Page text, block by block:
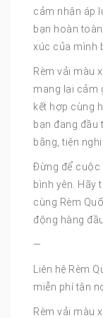
cảm nhận áp
bạn hoàn
xúc của mình
Rèm vải màu
mang lại cảm
kết hợp cùng
bạn đang
bằng, tiện
Đừng để cuộc
bình yên. Hãy
cùng Rèm
động hàng
—
Liên hệ Rèm
miễn phí tận
Rèm vải màu